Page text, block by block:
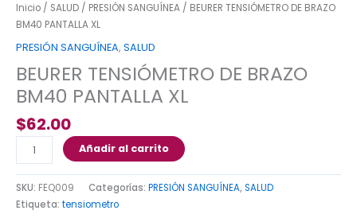
Inicio / SALUD / PRESIÓN SANGUÍNEA / BEURER TENSIÓMETRO DE BRAZO
BM40 PANTALLA XL
PRESIÓN SANGUÍNEA, SALUD
BEURER TENSIÓMETRO DE BRAZO
BM40 PANTALLA XL
$62.00
Añadir al carrito
SKU: FEQ009 Categorías: PRESIÓN SANGUÍNEA, SALUD
Etiqueta: tensiometro